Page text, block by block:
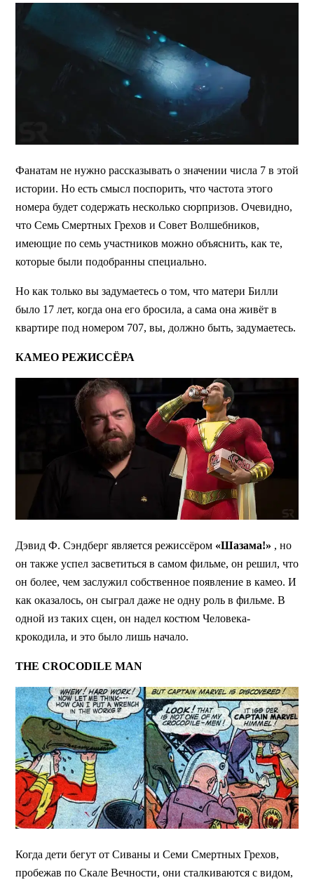
Фанатам не нужно рассказывать о значении числа 7 в этой
истории. Но есть смысл поспорить, что частота этого
номера будет содержать несколько сюрпризов. Очевидно,
что Семь Смертных Грехов и Совет Волшебников,
имеющие по семь участников можно объяснить, как те,
которые были подобранны специально.
Но как только вы задумаетесь о том, что матери Билли
было 17 лет, когда она его бросила, а сама она живёт в
квартире под номером 707, вы, должно быть, задумаетесь.
КАМЕО РЕЖИССЁРА
Дэвид Ф. Сэндберг является режиссёром «Шазама!» , но
он также успел засветиться в самом фильме, он решил, что
он более, чем заслужил собственное появление в камео. И
как оказалось, он сыграл даже не одну роль в фильме. В
одной из таких сцен, он надел костюм Человека-
крокодила, и это было лишь начало.
THE CROCODILE MAN
Когда дети бегут от Сиваны и Семи Смертных Грехов,
пробежав по Скале Вечности, они сталкиваются с видом,